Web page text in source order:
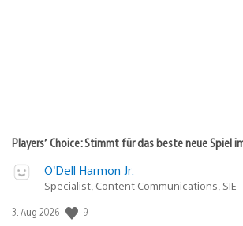
Players’ Choice: Stimmt für das beste neue Spiel
O’Dell Harmon Jr.
Specialist, Content Communications, SIE
Veröffentlichungsdatum:
3. Aug 2026 9